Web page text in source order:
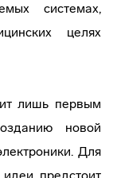
системах,
целях
лишь первым
новой
Для